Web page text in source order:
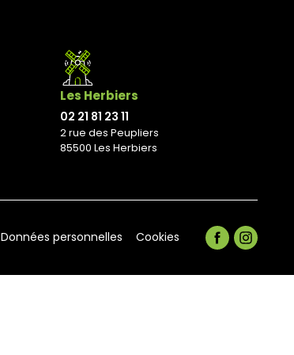
Les Herbiers
02 21 81 23 11
2 rue des Peupliers
85500 Les Herbiers
Données personnelles Cookies